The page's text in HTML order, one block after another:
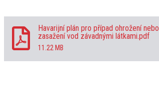
Havarijní plán pro případ ohrožení nebo
zasažení vod závadnými látkami.pdf
11.22 MB